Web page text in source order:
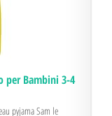
per Bambini 3-4
pyjama Sam le